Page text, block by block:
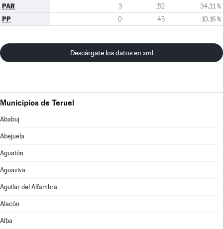
PAR 3 152 34,31 %
PP 0 45 10,16 %
Descárgate los datos en xml
Municipios de Teruel
Ababuj
Abejuela
Aguatón
Aguaviva
Aguilar del Alfambra
Alacón
Alba